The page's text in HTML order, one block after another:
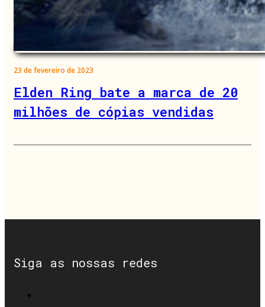
23 de fevereiro de 2023
Elden Ring bate a marca de 20
milhões de cópias vendidas
Siga as nossas redes